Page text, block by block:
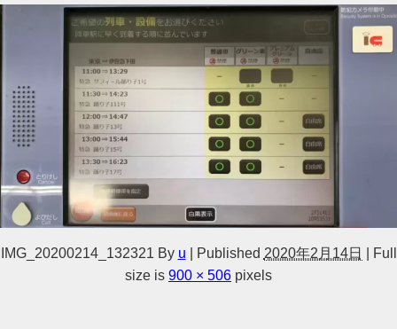
IMG_20200214_132321 By u Published 2020年2月14日
Full
size is 900 × 506 pixels